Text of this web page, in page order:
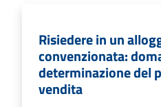
Risiedere in un
convenzionata:
determinazione del
vendita